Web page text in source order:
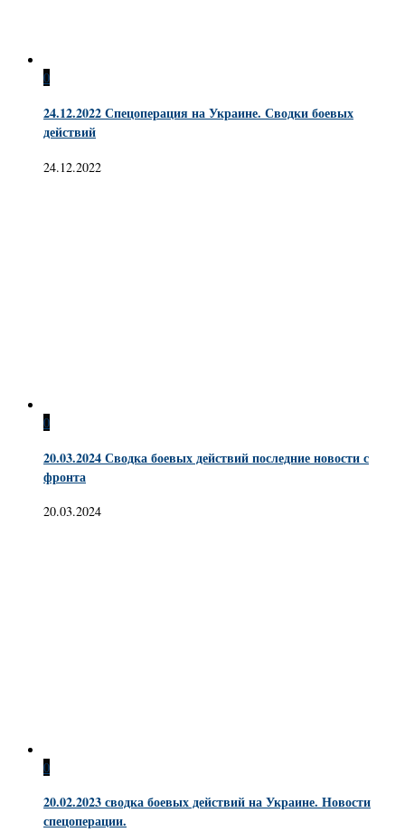
0
24.12.2022 Спецоперация на Украине. Сводки боевых
действий
24.12.2022
0
20.03.2024 Сводка боевых действий последние новости с
фронта
20.03.2024
0
20.02.2023 сводка боевых действий на Украине. Новости
спецоперации.